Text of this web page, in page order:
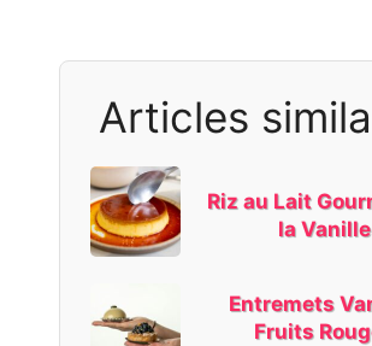
Articles
Riz au Lait
la Vanille
Entremets
Fruits